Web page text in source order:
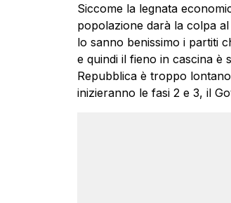
Siccome la legnata
popolazione darà la colpa
lo sanno benissimo i partiti
e quindi il fieno in cascina è
Repubblica è troppo
inizieranno le fasi 2 e 3, il